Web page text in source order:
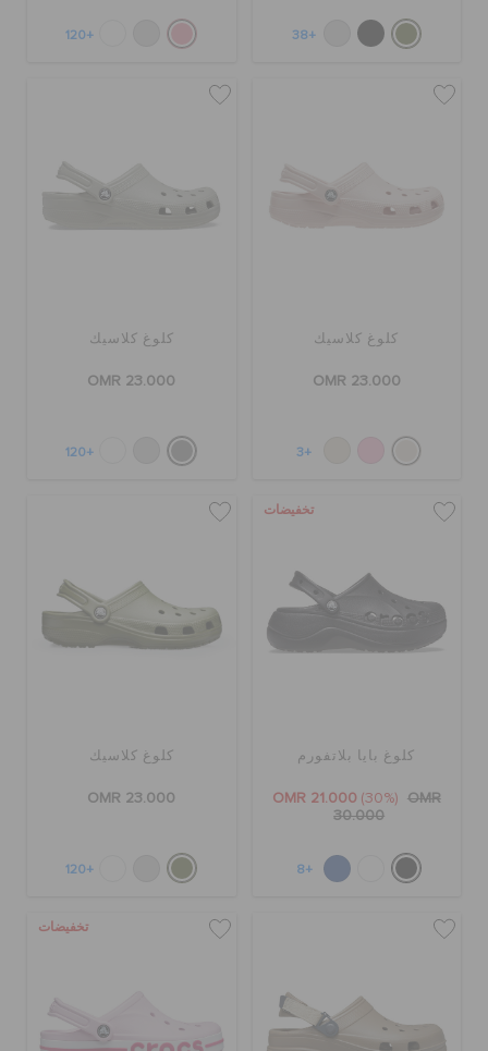
+38
+120
كلوغ كلاسيك
OMR 23.000
+3
كلوغ كلاسيك
OMR 23.000
+120
تخفيضات
كلوغ بايا بلاتفورم
OMR 21.000 (30%)
OMR
30.000
+8
كلوغ كلاسيك
OMR 23.000
+120
تخفيضات